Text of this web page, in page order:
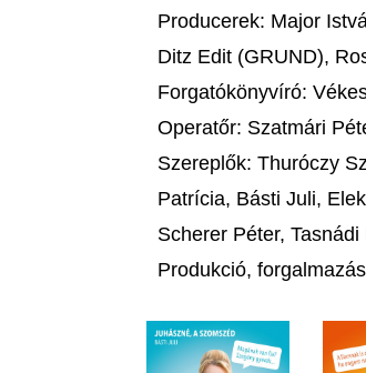
Producerek: Major
Ditz Edit (GRUND),
Forgatókönyvíró:
Operatőr: Szatmári
Szereplők: Thuróczy
Patrícia, Básti Juli,
Scherer Péter, Tasnádi
Produkció,